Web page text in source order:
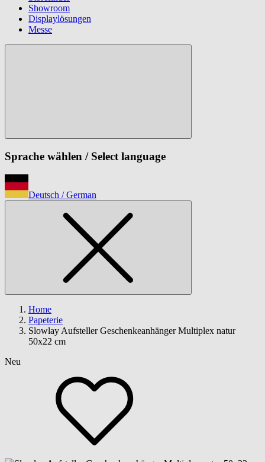
Showroom
Displaylösungen
Messe
Sprache wählen / Select language
Deutsch / German
Home
Papeterie
Slowlay Aufsteller Geschenkeanhänger Multiplex natur
50x22 cm
Neu